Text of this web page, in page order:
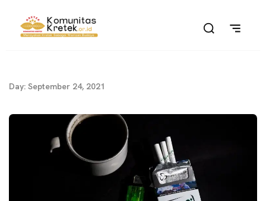
Day: September 24, 2021